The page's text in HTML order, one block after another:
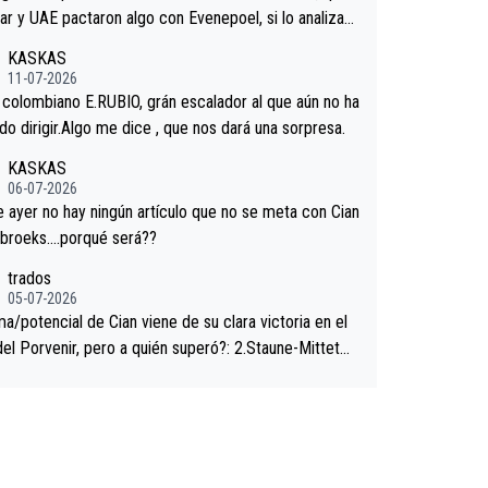
y UAE pactaron algo con Evenepoel, si lo analizam
casi sin pedalear, luego está el saludo con Evenepo
la mano de una manera muy fraternal, más allá
toques en el hombro con que saludaba a Vin
abarca poco aprieta, a ver si por querer poner a
con calzador en posición de podio UAE y Pojacar
complicar el tour.
KASKAS
11-07-2026
E.RUBIO, grán escalador al que aún no ha
n sabido dirigir.Algo me dice , que nos dará una sorpresa.
KASKAS
06-07-2026
ayer no hay ningún artículo que no se meta con Cian
será??
trados
05-07-2026
potencial de Cian viene de su clara victoria en el
Porvenir, pero a quién superó?: 2.Staune-Mittet